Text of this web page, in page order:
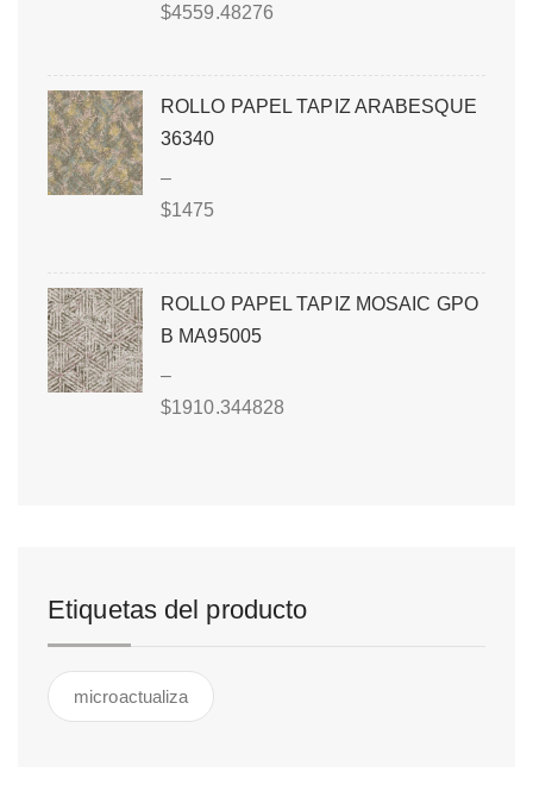
$4559.48276
ROLLO PAPEL TAPIZ ARABESQUE
36340
–
$1475
ROLLO PAPEL TAPIZ MOSAIC GPO
B MA95005
–
$1910.344828
Etiquetas del producto
microactualiza